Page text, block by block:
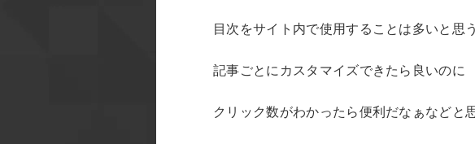
目次をサイト内で使用することは多いと思
記事ごとにカスタマイズできたら良いのに
クリック数がわかったら便利だなぁなどと